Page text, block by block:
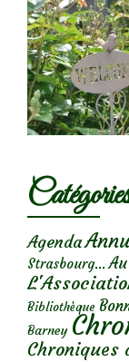
Agenda
Strasbourg...
Bibliothèque
Barney
Chroniques